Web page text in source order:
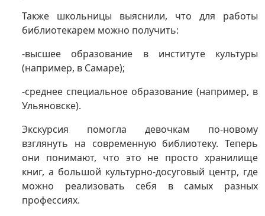
Также школьницы выяснили, что для работы
библиотекарем можно получить:
-высшее образование в институте культуры
(например, в Самаре);
-среднее специальное образование (например, в
Ульяновске).
Экскурсия помогла девочкам по‑новому
взглянуть на современную библиотеку. Теперь
они понимают, что это не просто хранилище
книг, а большой культурно‑досуговый центр, где
можно реализовать себя в самых разных
профессиях.